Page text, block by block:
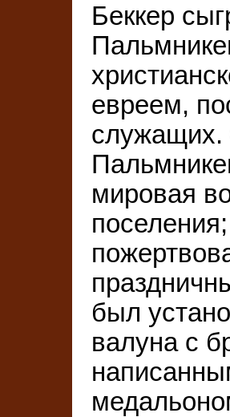
Беккер
евреем,
служащих.
мировая
был
валуна с